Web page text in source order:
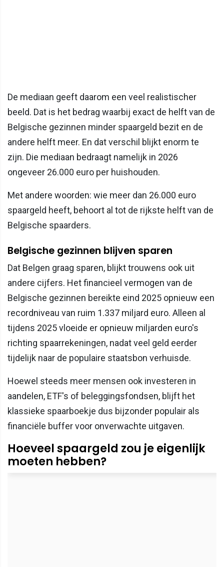
De mediaan geeft daarom een veel realistischer
beeld. Dat is het bedrag waarbij exact de helft van de
Belgische gezinnen minder spaargeld bezit en de
andere helft meer. En dat verschil blijkt enorm te
zijn. Die mediaan bedraagt namelijk in 2026
ongeveer 26.000 euro per huishouden.
Met andere woorden: wie meer dan 26.000 euro
spaargeld heeft, behoort al tot de rijkste helft van de
Belgische spaarders.
Belgische gezinnen blijven sparen
Dat Belgen graag sparen, blijkt trouwens ook uit
andere cijfers. Het financieel vermogen van de
Belgische gezinnen bereikte eind 2025 opnieuw een
recordniveau van ruim 1.337 miljard euro. Alleen al
tijdens 2025 vloeide er opnieuw miljarden euro's
richting spaarrekeningen, nadat veel geld eerder
tijdelijk naar de populaire staatsbon verhuisde.
Hoewel steeds meer mensen ook investeren in
aandelen, ETF's of beleggingsfondsen, blijft het
klassieke spaarboekje dus bijzonder populair als
financiële buffer voor onverwachte uitgaven.
Hoeveel spaargeld zou je eigenlijk
moeten hebben?